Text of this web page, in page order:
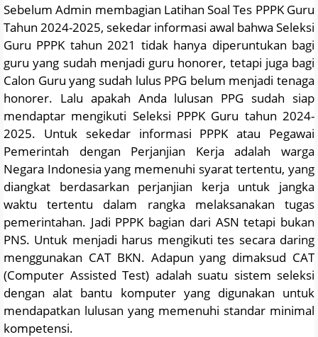
Sebelum Admin membagian Latihan Soal Tes PPPK Guru
Tahun 2024-2025, sekedar informasi awal bahwa Seleksi
Guru PPPK tahun 2021 tidak hanya diperuntukan bagi
guru yang sudah menjadi guru honorer, tetapi juga bagi
Calon Guru yang sudah lulus PPG belum menjadi tenaga
honorer. Lalu apakah Anda lulusan PPG sudah siap
mendaptar mengikuti Seleksi PPPK Guru tahun 2024-
2025. Untuk sekedar informasi PPPK atau Pegawai
Pemerintah dengan Perjanjian Kerja adalah warga
Negara Indonesia yang memenuhi syarat tertentu, yang
diangkat berdasarkan perjanjian kerja untuk jangka
waktu tertentu dalam rangka melaksanakan tugas
pemerintahan. Jadi PPPK bagian dari ASN tetapi bukan
PNS. Untuk menjadi harus mengikuti tes secara daring
menggunakan CAT BKN. Adapun yang dimaksud CAT
(Computer Assisted Test) adalah suatu sistem seleksi
dengan alat bantu komputer yang digunakan untuk
mendapatkan lulusan yang memenuhi standar minimal
kompetensi.